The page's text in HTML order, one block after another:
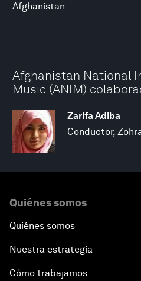
Afghanistan
Afghanistan National
Music (ANIM)
Zarifa Adiba
Conductor,
Quiénes somos
Quiénes somos
Nuestra estrategia
Cómo trabajamos